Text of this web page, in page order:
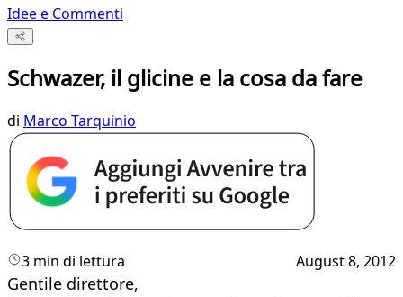
Idee e Commenti
Schwazer, il glicine e la cosa da fare
di Marco Tarquinio
3 min di lettura August 8, 2012
​Gentile direttore,